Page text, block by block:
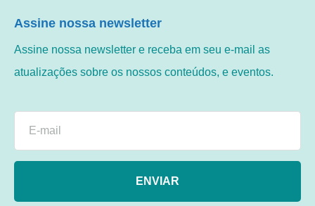
Assine nossa newsletter
Assine nossa newsletter e receba em seu e-mail as
atualizações sobre os nossos conteúdos, e eventos.
ENVIAR